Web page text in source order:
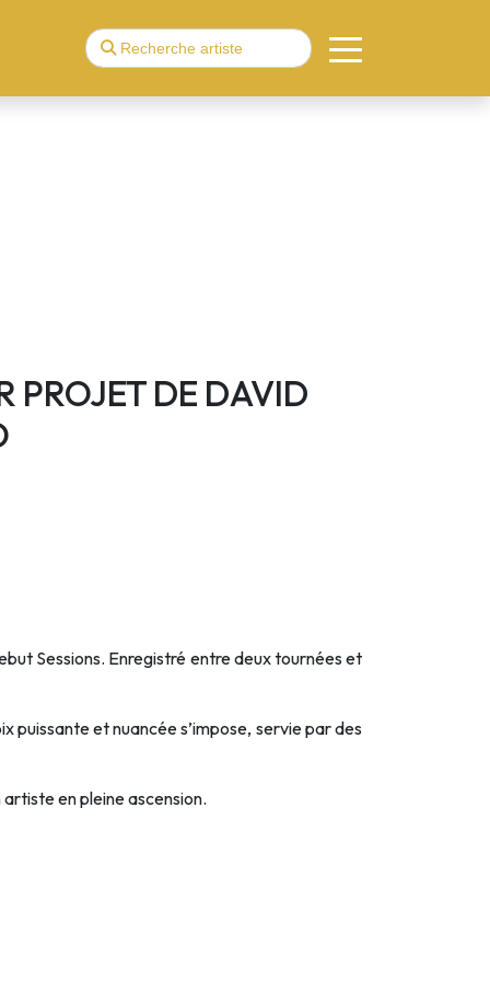
PROJET DE DAVID
Sessions. Enregistré entre deux tournées et
puissante et nuancée s’impose, servie par des
en pleine ascension.